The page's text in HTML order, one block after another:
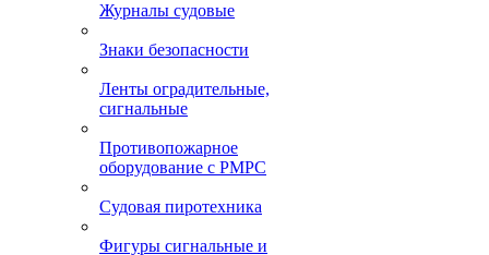
Журналы судовые
Знаки безопасности
Ленты оградительные,
сигнальные
Противопожарное
оборудование с РМРС
Судовая пиротехника
Фигуры сигнальные и